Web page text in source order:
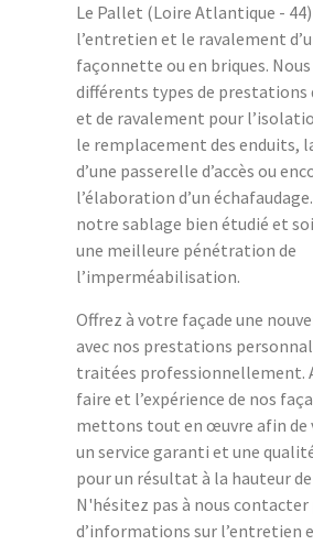
Le Pallet (Loire Atlantique -
l’entretien et le ravalement
façonnette ou en briques.
différents types de prestations
et de ravalement pour
le remplacement des enduits,
d’une passerelle d’accès ou
l’élaboration d’un
notre sablage bien étudié et
une meilleure pénétration de
l’imperméabilisation.
Offrez à votre façade une
avec nos prestations
traitées professionnellement.
faire et l’expérience de nos
mettons tout en œuvre afin de
un service garanti et une
pour un résultat à la hauteur
N'hésitez pas à nous contacter
d’informations sur l’entretien